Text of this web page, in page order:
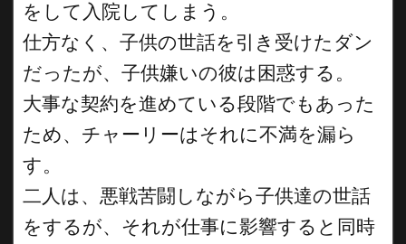
をして入院してしまう。
仕方なく、子供の世話を引き受けたダン
だったが、子供嫌いの彼は困惑する。
大事な契約を進めている段階でもあった
ため、チャーリーはそれに不満を漏ら
す。
二人は、悪戦苦闘しながら子供達の世話
をするが、それが仕事に影響すると同時